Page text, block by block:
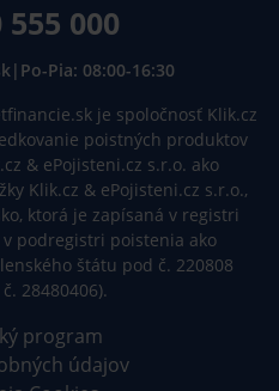
555 000
| Po-Pia: 08:00-16:30
je spoločnosť Klik.cz
poistných produktov
& ePojisteni.cz s.r.o. ako
Klik.cz & ePojisteni.cz s.r.o.,
ktorá je zapísaná v registri
podregistri poistenia ako
štátu pod č. 220808
28480406).
program
údajov